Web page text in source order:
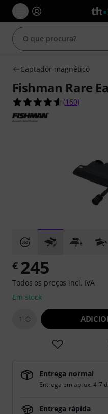
Captador magnético
Fishman Rare
4.6 de 5
(160)
€ 245
Todos os preços incl. IVA
Em stock
1
Entrega normal
Entrega em aprox. 4-7
Entrega rápida